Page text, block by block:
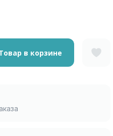
в корзине